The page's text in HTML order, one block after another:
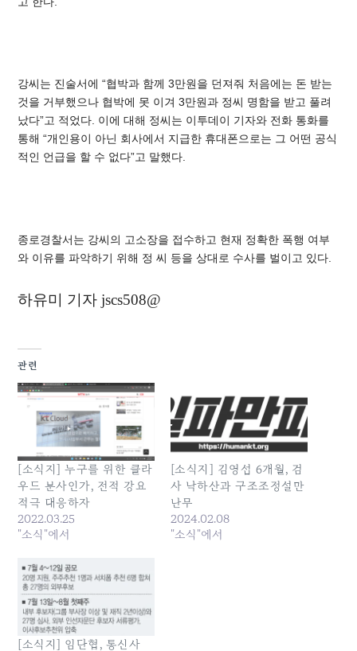
강씨는 진술서에 “협박과 함께 3만원을 던져줘 처음에는 돈 받는
것을 거부했으나 협박에 못 이겨 3만원과 정씨 명함을 받고 풀려
났다”고 적었다. 이에 대해 정씨는 이투데이 기자와 전화 통화를
통해 “개인용이 아닌 회사에서 지급한 휴대폰으로는 그 어떤 공식
적인 언급을 할 수 없다”고 말했다.
종로경찰서는 강씨의 고소장을 접수하고 현재 정확한 폭행 여부
와 이유를 파악하기 위해 정 씨 등을 상대로 수사를 벌이고 있다.
하유미 기자jscs508@
관련
[소식지] 누구를 위한 클라
우드 분사인가, 전적 강요
적극 대응하자
2022.03.25
"소식"에서
[소식지] 김영섭 6개월, 검
사 낙하산과 구조조정설만
난무
2024.02.08
"소식"에서
[소식지] 임단협, 통신사